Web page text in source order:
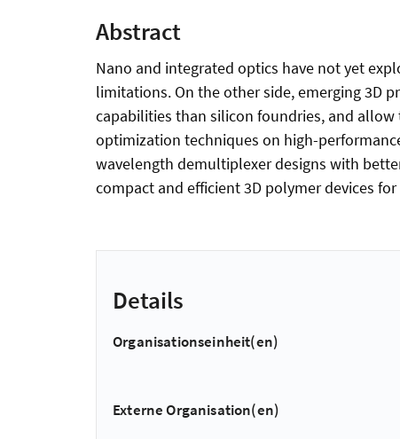
Abstract
Nano and integrated optics have not yet
limitations. On the other side, emerging 3D
capabilities than silicon foundries, and
optimization techniques on high-
wavelength demultiplexer designs with
compact and efficient 3D polymer devices
Details
Organisationseinheit(en)
Externe Organisation(en)